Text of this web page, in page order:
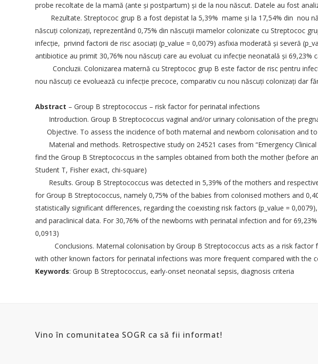
probe recoltate de la mamă (ante şi postpartum) şi de la nou născut. Datele au fost
Rezultate. Streptococ grup B a fost depistat la 5,39% mame şi la 17,54% din nou
născuţi colonizaţi, reprezentând 0,75% din născuţii mamelor colonizate cu Streptococ
infecţie, privind factorii de risc asociaţi (p_value = 0,0079) asfixia moderată şi severă
antibiotice au primit 30,76% nou născuţi care au evoluat cu infecţie neonatală şi 69,23%
Concluzii. Colonizarea maternă cu Streptococ grup B este factor de risc pentru
nou născuţi ce evoluează cu infecţie precoce, comparativ cu nou născuţi colonizaţi dar
Abstract – Group B streptococcus – risk factor for perinatal infections
Introduction. Group B Streptococcus vaginal and/or urinary colonisation of the
Objective. To assess the incidence of both maternal and newborn colonisation and
Material and methods. Retrospective study on 24521 cases from “Emergency
find the Group B Streptococcus in the samples obtained from both the mother (before
Student T, Fisher exact, chi-square)
Results. Group B Streptococcus was detected in 5,39% of the mothers and
for Group B Streptococcus, namely 0,75% of the babies from colonised mothers and
statistically significant differences, regarding the coexisting risk factors (p_value =
and paraclinical data. For 30,76% of the newborns with perinatal infection and for
0,0913)
Conclusions. Maternal colonisation by Group B Streptococcus acts as a risk factor
with other known factors for perinatal infections was more frequent compared with the
Keywords: Group B Streptococcus, early-onset neonatal sepsis, diagnosis criteria
Vino în comunitatea SOGR ca să fii informat!
SOCIETATEA DE OBSTETRICA SI
GINECOLOGIE DIN ROMANIA
Adresa:Intrarea Gliei nr. 8, sect. 1,
014128, Bucuresti
CUI: 10141368
E-mail:conducerea.sogr@gmail.com
admin@sogr.ro
PARTENER
INFORMAȚII SOGR
Politica de confidentialitate
Cum platesc